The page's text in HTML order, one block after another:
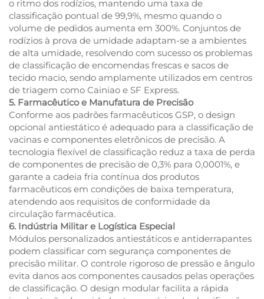
o ritmo dos rodízios, mantendo uma taxa de
classificação pontual de 99,9%, mesmo quando o
volume de pedidos aumenta em 300%. Conjuntos de
rodízios à prova de umidade adaptam-se a ambientes
de alta umidade, resolvendo com sucesso os problemas
de classificação de encomendas frescas e sacos de
tecido macio, sendo amplamente utilizados em centros
de triagem como Cainiao e SF Express.
5. Farmacêutico e Manufatura de Precisão
Conforme aos padrões farmacêuticos GSP, o design
opcional antiestático é adequado para a classificação de
vacinas e componentes eletrônicos de precisão. A
tecnologia flexível de classificação reduz a taxa de perda
de componentes de precisão de 0,3% para 0,0001%, e
garante a cadeia fria contínua dos produtos
farmacêuticos em condições de baixa temperatura,
atendendo aos requisitos de conformidade da
circulação farmacêutica.
6. Indústria Militar e Logística Especial
Módulos personalizados antiestáticos e antiderrapantes
podem classificar com segurança componentes de
precisão militar. O controle rigoroso de pressão e ângulo
evita danos aos componentes causados pelas operações
de classificação. O design modular facilita a rápida